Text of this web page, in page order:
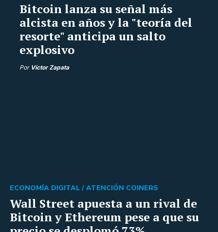
Bitcoin lanza su señal más
alcista en años y la "teoría del
resorte" anticipa un salto
explosivo
Por Víctor Zapata
Wall Street apuesta a un rival de
Bitcoin y Ethereum pese a que su
ECONOMÍA DIGITAL / ATENCIÓN COINERS